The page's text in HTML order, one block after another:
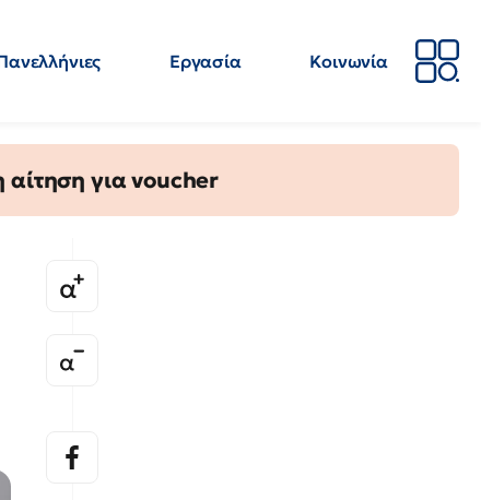
Εργασία
Κοινωνία
για voucher